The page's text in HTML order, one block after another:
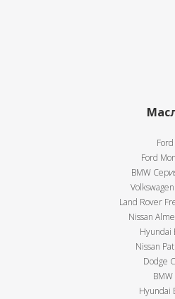
Ford
BMW
Land Rover
Nissan
Hyundai
Nissan
Dodge
Hyundai